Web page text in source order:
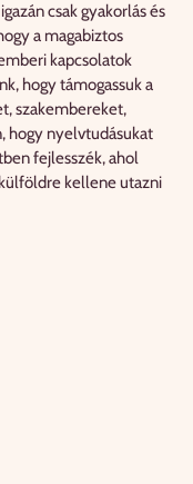
csak gyakorlás és
a magabiztos
kapcsolatok
hogy támogassuk a
szakembereket,
hogy nyelvtudásukat
fejlesszék, ahol
kellene utazni